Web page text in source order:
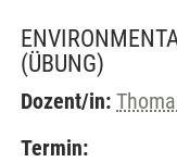
(ÜBUNG)
Dozent/in:
Termin: